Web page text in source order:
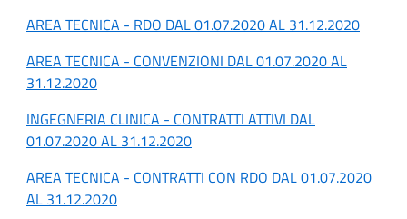
AREA TECNICA - RDO DAL 01.07.2020 AL 31.12.2020
AREA TECNICA - CONVENZIONI DAL 01.07.2020 AL
31.12.2020
INGEGNERIA CLINICA - CONTRATTI ATTIVI DAL
01.07.2020 AL 31.12.2020
AREA TECNICA - CONTRATTI CON RDO DAL 01.07.2020
AL 31.12.2020